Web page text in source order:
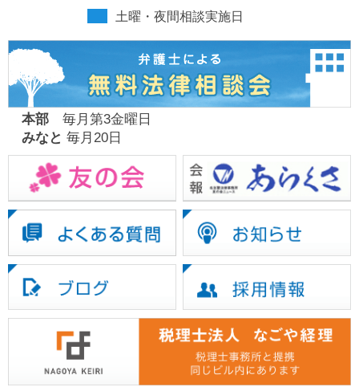
土曜・夜間相談実施日
本部毎月第3金曜日
みなと 毎月20日